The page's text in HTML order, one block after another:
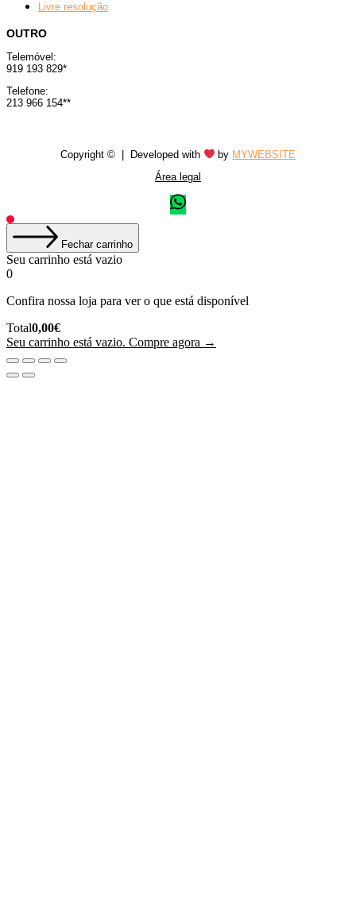
Livre resolução
OUTRO
Telemóvel:
919 193 829*
Telefone:
213 966 154**
Copyright © | Developed with by MYWEBSITE
Área legal
Fechar carrinho
Seu carrinho está vazio
0
Confira nossa loja para ver o que está disponível
Total
do
Carrinho:
Total0,00€
Seu carrinho está vazio. Compre agora →